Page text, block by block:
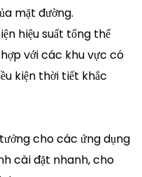
mặt đường.
hiệu suất tổng thể
với các khu vực có
kiện thời tiết khắc
cho các ứng dụng
cài đặt nhanh, cho